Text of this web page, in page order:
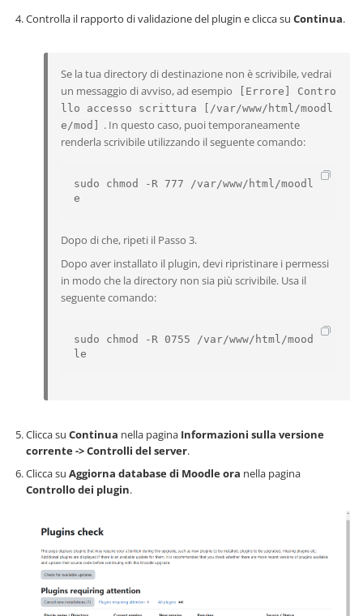
Controlla il rapporto di validazione del plugin e clicca su Continua.
Se la tua directory di destinazione non è scrivibile, vedrai
un messaggio di avviso, ad esempio
[Errore] Contro
llo accesso scrittura [/var/www/html/moodl
e/mod]
. In questo caso, puoi temporaneamente
renderla scrivibile utilizzando il seguente comando:
sudo chmod -R 777 /var/www/html/moodl
e
Dopo di che, ripeti il Passo 3.
Dopo aver installato il plugin, devi ripristinare i permessi
in modo che la directory non sia più scrivibile. Usa il
seguente comando:
sudo chmod -R 0755 /var/www/html/mood
le
Clicca su Continua nella pagina Informazioni sulla versione
corrente -> Controlli del server.
Clicca su Aggiorna database di Moodle ora nella pagina
Controllo dei plugin.